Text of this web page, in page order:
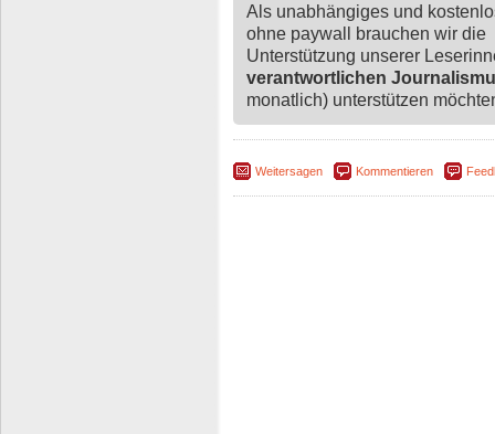
Als unabhängiges und
ohne paywall brauchen wir die
Unterstützung unserer
verantwortlichen
monatlich) unterstützen
Weitersagen Kommentieren